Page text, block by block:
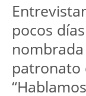
pocos
patronato